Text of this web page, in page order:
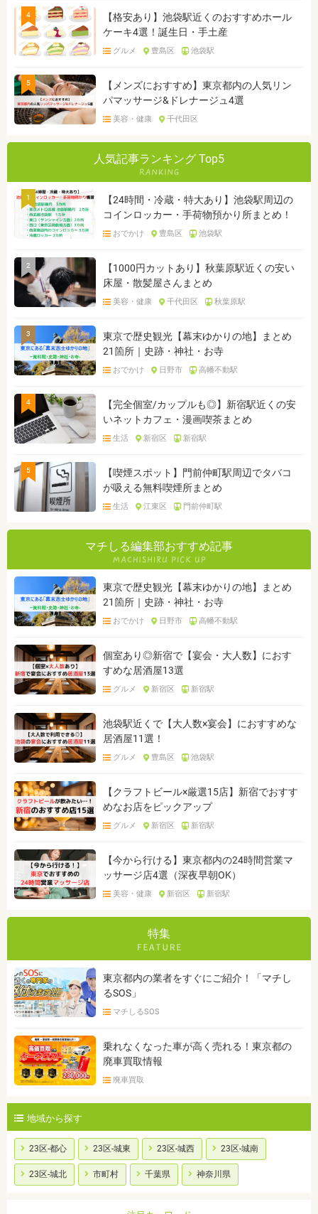
4
【格安あり】池袋駅近くのおすすめホール
ケーキ4選！誕生日・手土産
グルメ 豊島区 池袋駅
5
【メンズにおすすめ】東京都内の人気リン
パマッサージ&ドレナージュ4選
美容・健康 千代田区
人気記事ランキング Top5
1
【24時間・冷蔵・特大あり】池袋駅周辺の
コインロッカー・手荷物預かり所まとめ！
おでかけ 豊島区 池袋駅
2
【1000円カットあり】秋葉原駅近くの安い
床屋・散髪屋さんまとめ
美容・健康 千代田区 秋葉原駅
3
東京で歴史観光【幕末ゆかりの地】まとめ
21箇所｜史跡・神社・お寺
おでかけ 日野市 高幡不動駅
4
【完全個室/カップルも◎】新宿駅近くの安
いネットカフェ・漫画喫茶まとめ
生活 新宿区 新宿駅
5
【喫煙スポット】門前仲町駅周辺でタバコ
が吸える無料喫煙所まとめ
生活 江東区 門前仲町駅
マチしる編集部おすすめ記事
東京で歴史観光【幕末ゆかりの地】まとめ
21箇所｜史跡・神社・お寺
おでかけ 日野市 高幡不動駅
個室あり◎新宿で【宴会・大人数】におす
すめな居酒屋13選
グルメ 新宿区 新宿駅
池袋駅近くで【大人数×宴会】におすすめな
居酒屋11選！
グルメ 豊島区 池袋駅
【クラフトビール×厳選15店】新宿でおすす
めなお店をピックアップ
グルメ 新宿区 新宿駅
【今から行ける】東京都内の24時間営業マ
ッサージ店4選（深夜早朝OK）
美容・健康 新宿区 新宿駅
特集
東京都内の業者をすぐにご紹介！「マチし
るSOS」
マチしるSOS
乗れなくなった車が高く売れる！東京都の
廃車買取情報
廃車買取
地域から探す
23区-都心 23区-城東 23区-城西 23区-城南
23区-城北 市町村 千葉県 神奈川県